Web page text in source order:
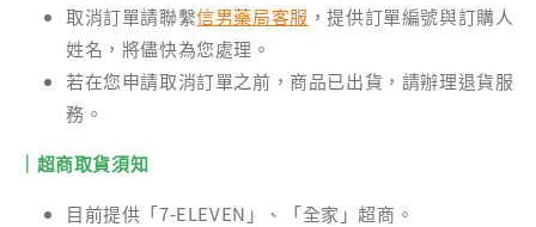
取消訂單請聯繫信男藥局客服 ，提供訂單編號與訂購人
姓名，將儘快為您處理。
若在您申請取消訂單之前，商品已出貨，請辦理退貨服
務。
｜超商取貨須知
目前提供「7-ELEVEN」、「全家」超商。